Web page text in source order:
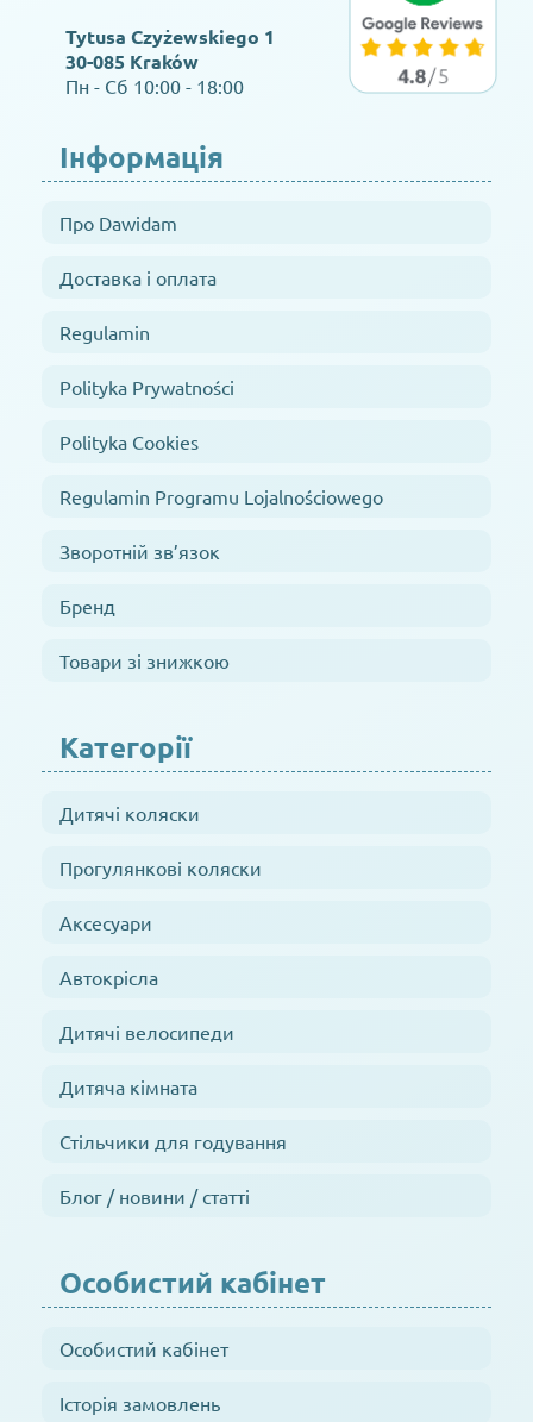
Tytusa Czyżewskiego 1
30-085 Kraków
Пн - Сб 10:00 - 18:00
Інформація
Про Dawidam
Доставка і оплата
Regulamin
Polityka Prywatności
Polityka Cookies
Regulamin Programu Lojalnościowego
Зворотній зв’язок
Бренд
Товари зі знижкою
Категорії
Дитячі коляски
Прогулянкові коляски
Аксесуари
Автокрісла
Дитячі велосипеди
Дитяча кімната
Стільчики для годування
Блог / новини / статті
Особистий кабінет
Особистий кабінет
Історія замовлень